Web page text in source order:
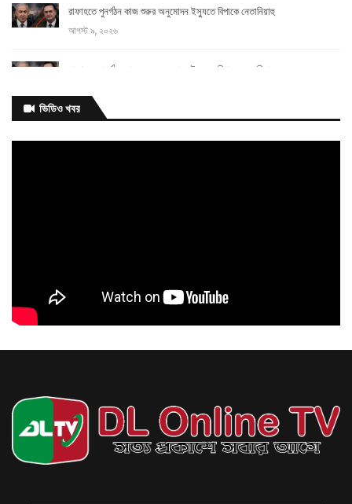
রাফাহতে পুনর্গঠন কাজ শুরুর অনুমোদন ইস্যুতে বিপাকে নেতানিয়াহু
আগস্ট ৯, ২০২৬
রাফাহতে পুনর্গঠন কাজ শুরুর অনুমোদন ইস্যুতে বিপাকে নেতানিয়াহু
করে ৯৬ সালে
ভিডিও খবর